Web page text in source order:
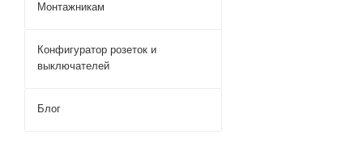
Монтажникам
Конфигуратор розеток и
выключателей
Блог